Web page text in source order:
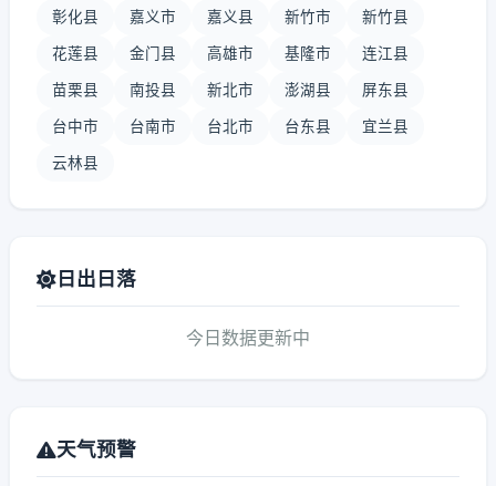
彰化县 嘉义市 嘉义县 新竹市 新竹县
花莲县 金门县 高雄市 基隆市 连江县
苗栗县 南投县 新北市 澎湖县 屏东县
台中市 台南市 台北市 台东县 宜兰县
云林县
日出日落
今日数据更新中
天气预警